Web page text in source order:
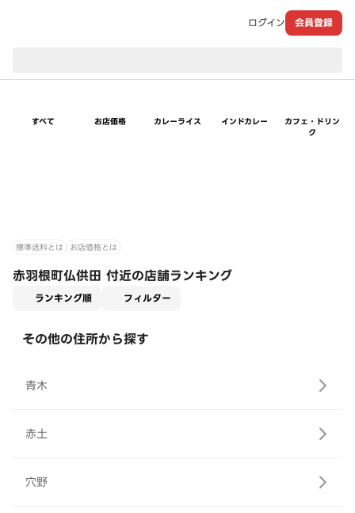
ログイン 会員登録
すべて お店価格 カレーライス インドカレー
カフェ・ドリン
ク
標準送料とは お店価格とは
赤羽根町仏供田 付近の店舗ランキング
ランキング順 フィルター
その他の住所から探す
青木
赤土
穴野